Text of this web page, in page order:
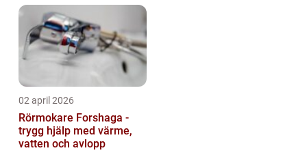
02 april 2026
Rörmokare Forshaga -
trygg hjälp med värme,
vatten och avlopp